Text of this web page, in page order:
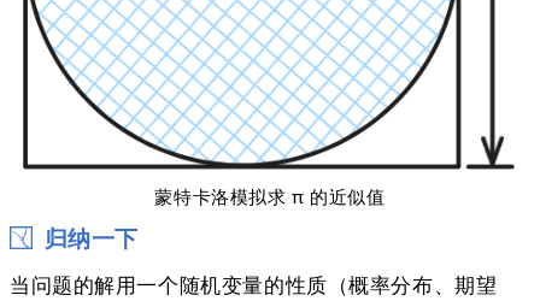
蒙特卡洛模拟求 π 的近似值
归纳一下
当问题的解用一个随机变量的性质（概率分布、期望